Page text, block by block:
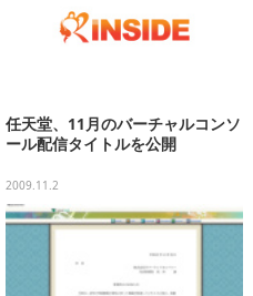
任天堂、11月のバーチャルコンソ
ール配信タイトルを公開
2009.11.2